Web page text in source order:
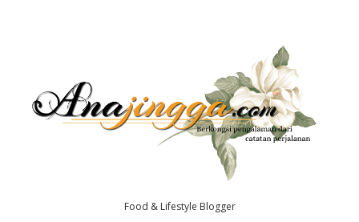
Food & Lifestyle Blogger